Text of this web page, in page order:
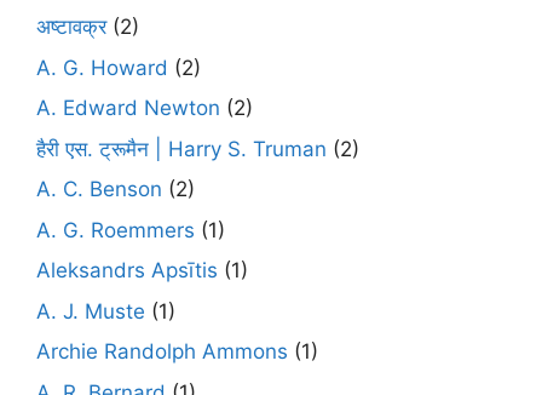
अष्टावक्र(2)
A. G. Howard (2)
A. Edward Newton (2)
हैरी एस. ट्रूमैन | Harry S. Truman (2)
A. C. Benson (2)
A. G. Roemmers (1)
Aleksandrs Apsītis (1)
A. J. Muste (1)
Archie Randolph Ammons (1)